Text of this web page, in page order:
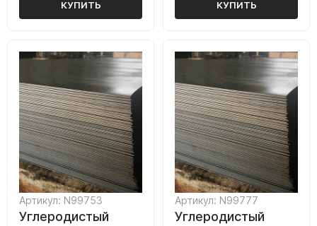
КУПИТЬ КУПИТЬ
Артикул: N99753
Углеродистый
Артикул: N99777
Углеродистый